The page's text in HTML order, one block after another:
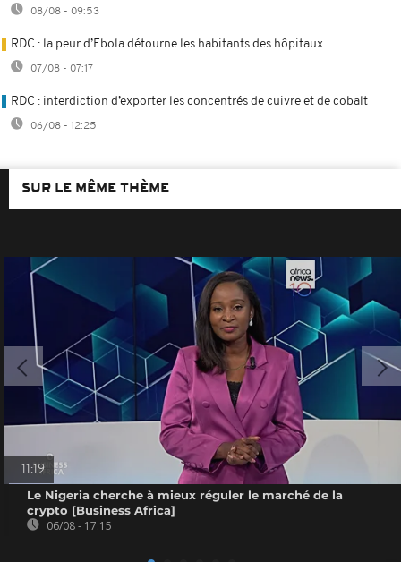
08/08 - 09:53
RDC : la peur d’Ebola détourne les habitants des hôpitaux
07/08 - 07:17
RDC : interdiction d’exporter les concentrés de cuivre et de cobalt
06/08 - 12:25
SUR LE MÊME THÈME
11:19
Le Nigeria cherche à mieux réguler le marché de la
crypto [Business Africa]
06/08 - 17:15